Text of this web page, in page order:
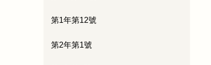
第1年第12號
第2年第1號